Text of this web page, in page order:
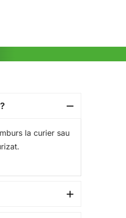
la curier sau